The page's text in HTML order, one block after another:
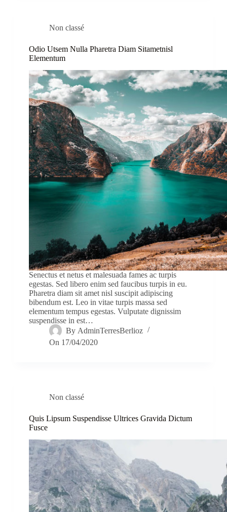
Non classé
Odio Utsem Nulla Pharetra Diam Sitametnisl
Elementum
Senectus et netus et malesuada fames ac turpis
egestas. Sed libero enim sed faucibus turpis in eu.
Pharetra diam sit amet nisl suscipit adipiscing
bibendum est. Leo in vitae turpis massa sed
elementum tempus egestas. Vulputate dignissim
suspendisse in est…
By AdminTerresBerlioz
On 17/04/2020
Non classé
Quis Lipsum Suspendisse Ultrices Gravida Dictum
Fusce